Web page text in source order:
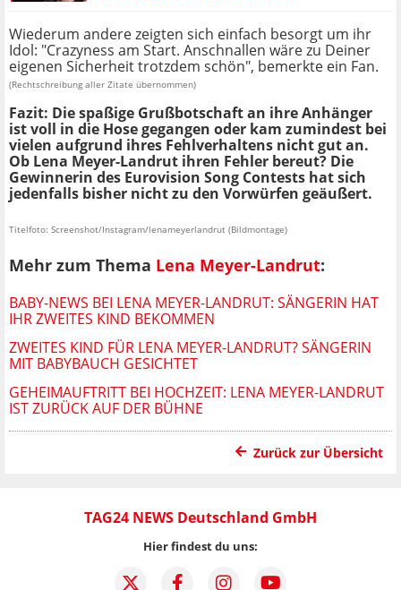
Wiederum andere zeigten sich einfach besorgt um ihr
Idol: "Crazyness am Start. Anschnallen wäre zu Deiner
eigenen Sicherheit trotzdem schön", bemerkte ein Fan.
(Rechtschreibung aller Zitate übernommen)
Fazit: Die spaßige Grußbotschaft an ihre Anhänger
ist voll in die Hose gegangen oder kam zumindest bei
vielen aufgrund ihres Fehlverhaltens nicht gut an.
Ob Lena Meyer-Landrut ihren Fehler bereut? Die
Gewinnerin des Eurovision Song Contests hat sich
jedenfalls bisher nicht zu den Vorwürfen geäußert.
Titelfoto: Screenshot/Instagram/lenameyerlandrut (Bildmontage)
Mehr zum Thema Lena Meyer-Landrut:
BABY-NEWS BEI LENA MEYER-LANDRUT: SÄNGERIN HAT
IHR ZWEITES KIND BEKOMMEN
ZWEITES KIND FÜR LENA MEYER-LANDRUT? SÄNGERIN
MIT BABYBAUCH GESICHTET
GEHEIMAUFTRITT BEI HOCHZEIT: LENA MEYER-LANDRUT
IST ZURÜCK AUF DER BÜHNE
Zurück zur Übersicht
TAG24 NEWS Deutschland GmbH
Hier findest du uns: